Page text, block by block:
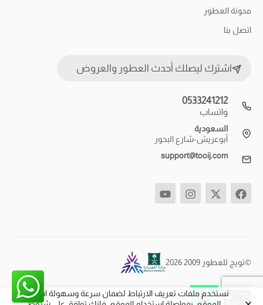
مدونة العطور
اتصل بنا
اشترك ليصلك أحدث العطور والعروض
0533241212
واتساب
السعودية
أبوعريش-شارع البحور
support@tooij.com
©تويج للعطور 2009 2026
نستخدم ملفات تعريف الارتباط لضمان سرعة وسهولة استخدام